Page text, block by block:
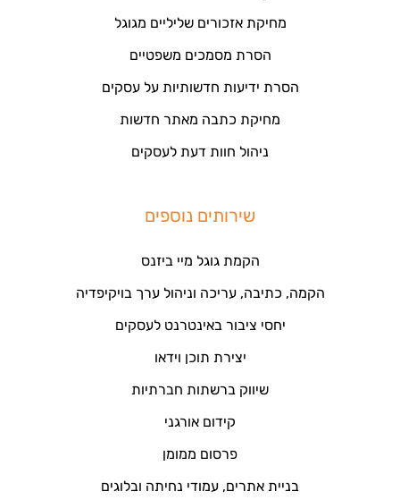
מחיקת אזכורים שליליים מגוגל
הסרת מסמכים משפטיים
הסרת ידיעות חדשותיות על עסקים
מחיקת כתבה מאתר חדשות
ניהול חוות דעת לעסקים
שירותים נוספים
הקמת גוגל מיי ביזנס
הקמה, כתיבה, עריכה וניהול ערך בויקיפדיה
יחסי ציבור באינטרנט לעסקים
יצירת תוכן וידאו
שיווק ברשתות חברתיות
קידום אורגני
פרסום ממומן
בניית אתרים, עמודי נחיתה ובלוגים